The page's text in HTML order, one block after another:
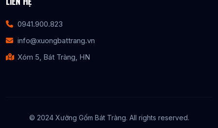
0941.900.823
info@xuongbattrang.vn
Xóm 5, Bát Tràng, HN
© 2024 Xưởng Gốm Bát Tràng. All rights reserved.